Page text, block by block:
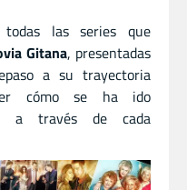
las series que
Gitana, presentadas
a su trayectoria
cómo se ha ido
a través de cada